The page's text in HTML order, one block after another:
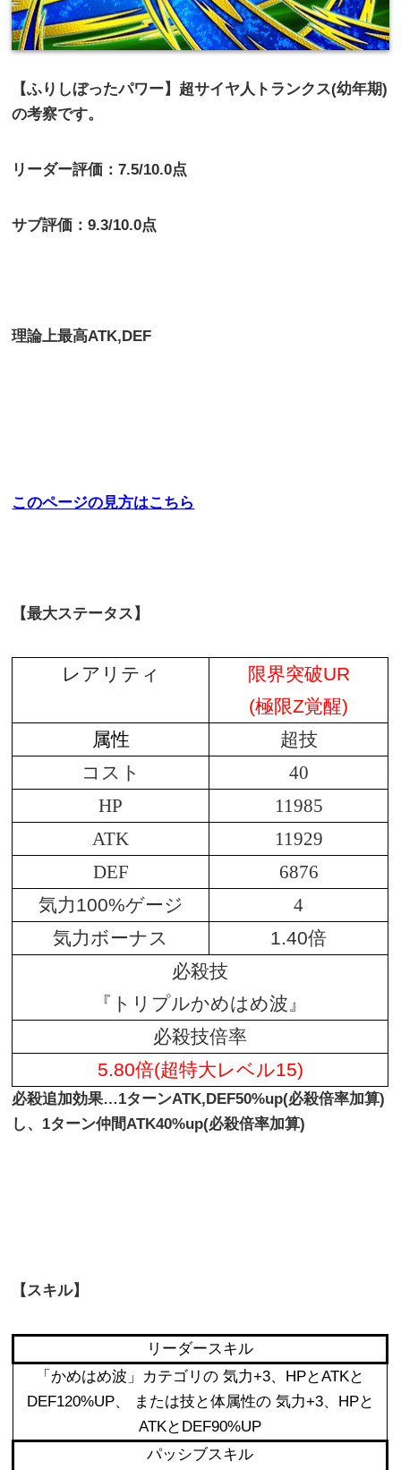
【ふりしぼったパワー】超サイヤ人トランクス(幼年期)
の考察です。
リーダー評価：7.5/10.0点
サブ評価：9.3/10.0点
理論上最高ATK,DEF
このページの見方はこちら
【最大ステータス】
レアリティ
限界突破UR
(極限Z覚醒)
属性
超技
コスト
40
HP
11985
ATK
11929
DEF
6876
気力100%ゲージ
4
気力ボーナス
1.40倍
必殺技
『トリプルかめはめ波』
必殺技倍率
5.80倍(超特大レベル15)
必殺追加効果…1ターンATK,DEF50%up(必殺倍率加算)
し、1ターン仲間ATK40%up(必殺倍率加算)
【スキル】
リーダースキル
「かめはめ波」カテゴリの 気力+3、HPとATKと
DEF120%UP、 または技と体属性の 気力+3、HPと
ATKとDEF90%UP
パッシブスキル